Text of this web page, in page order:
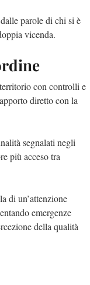
parole di chi si è
vicenda.
con controlli e
diretto con la
segnalati negli
più acceso tra
di un’attenzione
emergenze
della qualità